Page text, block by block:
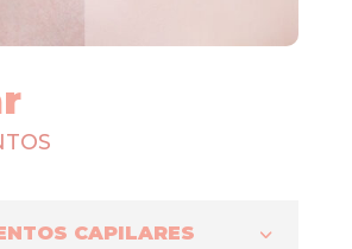
CAPILARES